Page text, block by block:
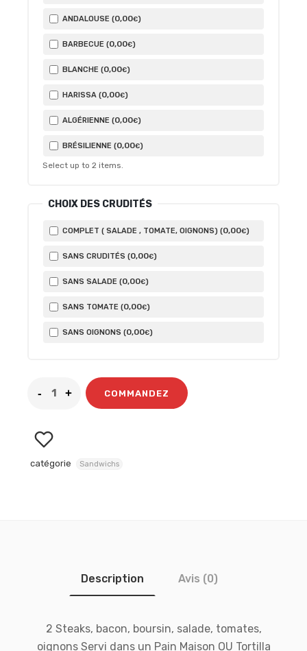
ANDALOUSE (0,00€)
BARBECUE (0,00€)
BLANCHE (0,00€)
HARISSA (0,00€)
ALGÉRIENNE (0,00€)
BRÉSILIENNE (0,00€)
Select up to 2 items.
CHOIX DES CRUDITÉS
COMPLET ( SALADE , TOMATE, OIGNONS) (0,00€)
SANS CRUDITÉS (0,00€)
SANS SALADE (0,00€)
SANS TOMATE (0,00€)
SANS OIGNONS (0,00€)
COMMANDEZ
catégorie Sandwichs
Description Avis (0)
2 Steaks, bacon, boursin, salade, tomates,
oignons Servi dans un Pain Maison OU Tortilla